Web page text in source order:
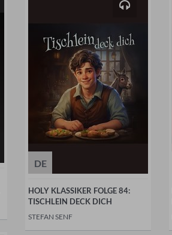
DE
HOLY KLASSIKER FOLGE 84:
TISCHLEIN DECK DICH
STEFAN SENF